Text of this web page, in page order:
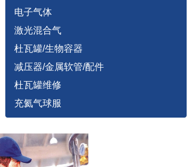
电子气体
激光混合气
杜瓦罐/生物容器
减压器/金属软管/配件
杜瓦罐维修
充氦气球服